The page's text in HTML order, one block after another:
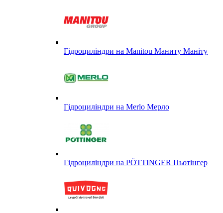
Гідроциліндри на Manitou Маниту Маніту
Гідроциліндри на Merlo Мерло
Гідроциліндри на PÖTTINGER Пьотінгер